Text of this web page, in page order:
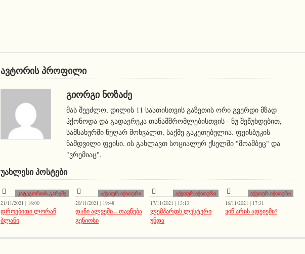
ავტორის პროფილი
ᲒᲘᲝᲠᲒᲘ ᲜᲝᲖᲐᲫᲔ
მას შეეძლო, დილის 11 საათისთვის გაზეთის ორი გვერდი მზად
ჰქონოდა და გადაერეკა თანამშრომლებისთვის - ნუ შეწუხდებით,
სამსახურში ნუღარ მოხვალთ, საქმე გაკეთებულია. ფეისბუკის
ნამდვილი ფეისი. ის გახლავთ სოციალურ ქსელში "მოამბეც" და
"ვრემიაც".
ᲣᲐᲮᲚᲔᲡᲘ ᲞᲝᲡᲢᲔᲑᲘ
კატეგორიის გარეშე
21/11/2021 | 16:00
დროებითი ლორან
ბლანი
აქეთურ-იქითური
20/11/2021 | 19:48
დანი ალვეში – თავნება
გენიოსი
აქეთურ-იქითური
17/11/2021 | 13:13
ლემპარდს ლესტერი
უნდა
აქეთურ-იქითური
16/11/2021 | 17:31
ვინ არის ადეიემი?